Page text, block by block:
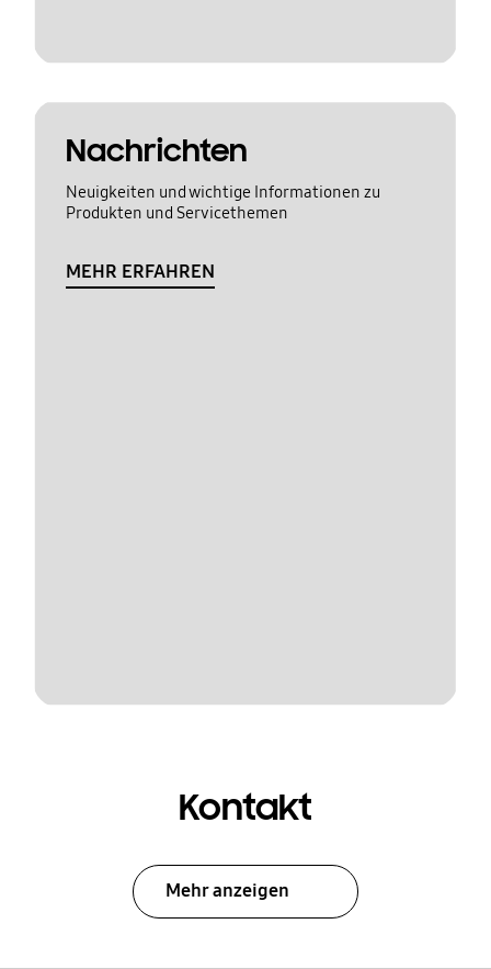
Nachrichten
Neuigkeiten und wichtige Informationen zu
Produkten und Servicethemen
MEHR ERFAHREN
Kontakt
Mehr anzeigen